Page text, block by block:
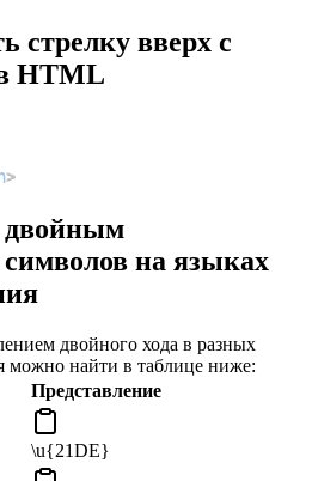
стрелку вверх с
HTML
>
двойным
на языках
двойного хода в разных
можно найти в таблице ниже:
Представление
\u{21DE}